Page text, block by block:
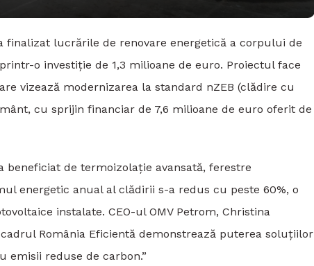
finalizat lucrările de renovare energetică a corpului de
o investiție de 1,3 milioane de euro. Proiectul face
vizează modernizarea la standard nZEB (clădire cu
cu sprijin financiar de 7,6 milioane de euro oferit de
beneficiat de termoizolație avansată, ferestre
energetic anual al clădirii s-a redus cu peste 60%, o
instalate. CEO-ul OMV Petrom, Christina
România Eficientă demonstrează puterea soluțiilor
emisii reduse de carbon.”